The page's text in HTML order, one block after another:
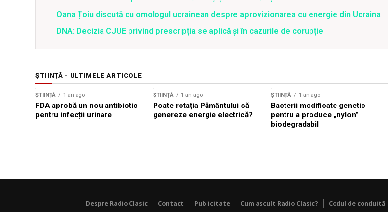
Oana Țoiu discută cu omologul ucrainean despre aprovizionarea cu energie din Ucraina
DNA: Decizia CJUE privind prescripția se aplică și în cazurile de corupție
ȘTIINȚĂ - ULTIMELE ARTICOLE
ȘTIINȚĂ 1 an ago
FDA aprobă un nou antibiotic
pentru infecții urinare
ȘTIINȚĂ 1 an ago
Poate rotația Pământului să
genereze energie electrică?
ȘTIINȚĂ 1 an ago
Bacterii modificate genetic
pentru a produce „nylon”
biodegradabil
Despre Radio Clasic Contact Publicitate Cum ascult Radio Clasic? Codul de conduită